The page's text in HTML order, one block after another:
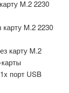
M.2 2230
M.2 2230
карту M.2
порт USB